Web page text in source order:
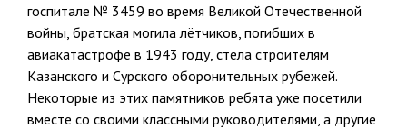
госпитале № 3459 во время Великой Отечественной
войны, братская могила лётчиков, погибших в
авиакатастрофе в 1943 году, стела строителям
Казанского и Сурского оборонительных рубежей.
Некоторые из этих памятников ребята уже посетили
вместе со своими классными руководителями, а другие